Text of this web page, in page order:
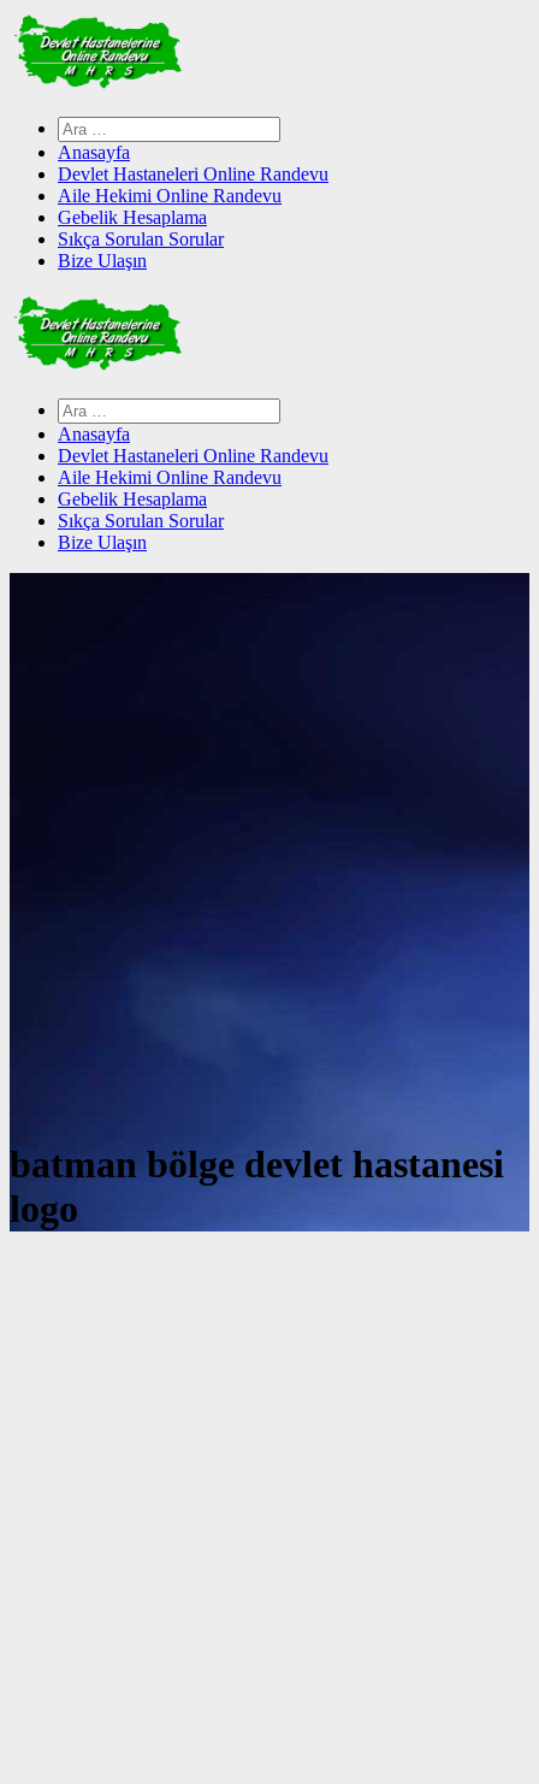
Skip
to
content
Arama:
Anasayfa
Devlet Hastaneleri Online Randevu
Aile Hekimi Online Randevu
Gebelik Hesaplama
Sıkça Sorulan Sorular
Bize Ulaşın
Arama:
Anasayfa
Devlet Hastaneleri Online Randevu
Aile Hekimi Online Randevu
Gebelik Hesaplama
Sıkça Sorulan Sorular
Bize Ulaşın
batman bölge devlet hastanesi
logo